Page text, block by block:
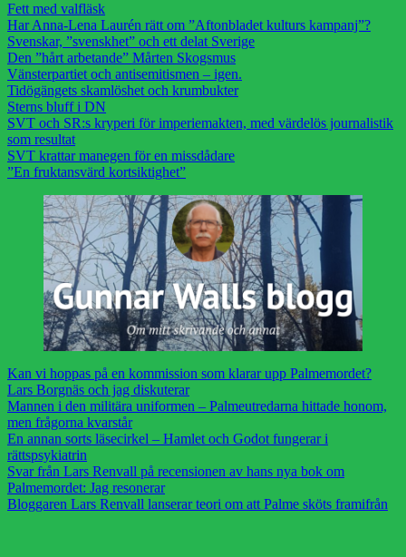
Fett med valfläsk
Har Anna-Lena Laurén rätt om ”Aftonbladet kulturs kampanj”?
Svenskar, ”svenskhet” och ett delat Sverige
Den ”hårt arbetande” Mårten Skogsmus
Vänsterpartiet och antisemitismen – igen.
Tidögängets skamlöshet och krumbukter
Sterns bluff i DN
SVT och SR:s kryperi för imperiemakten, med värdelös journalistik
som resultat
SVT krattar manegen för en missdådare
”En fruktansvärd kortsiktighet”
Kan vi hoppas på en kommission som klarar upp Palmemordet?
Lars Borgnäs och jag diskuterar
Mannen i den militära uniformen – Palmeutredarna hittade honom,
men frågorna kvarstår
En annan sorts läsecirkel – Hamlet och Godot fungerar i
rättspsykiatrin
Svar från Lars Renvall på recensionen av hans nya bok om
Palmemordet: Jag resonerar
Bloggaren Lars Renvall lanserar teori om att Palme sköts framifrån